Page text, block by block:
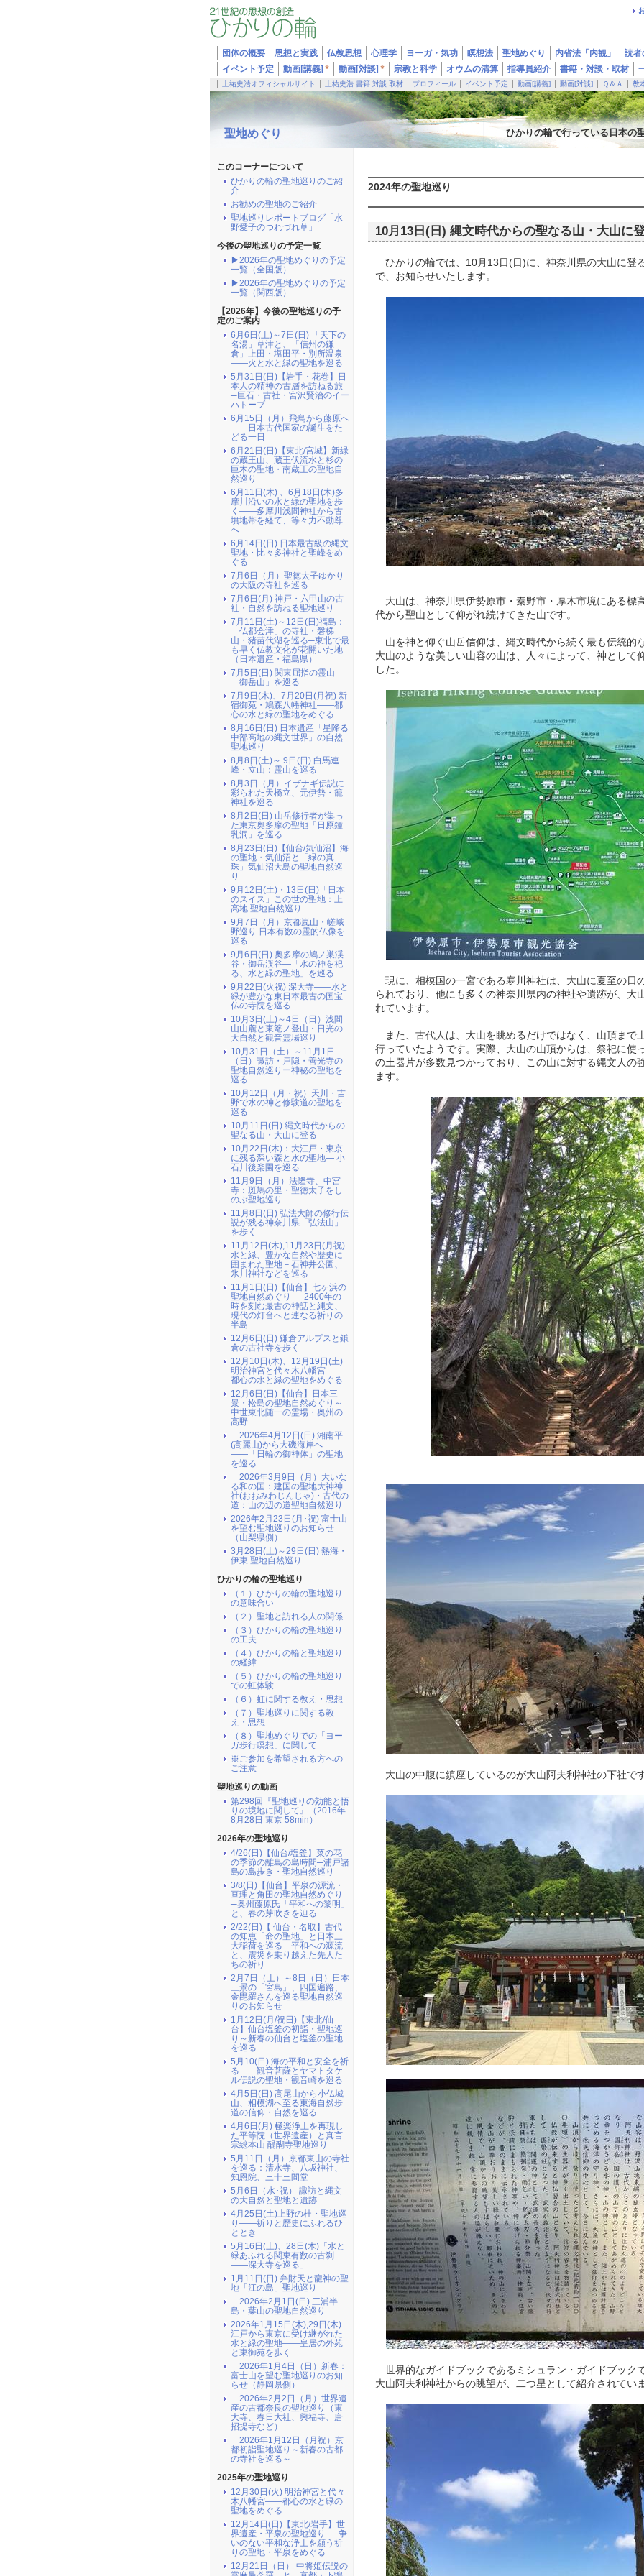
団体の概要 思想と実践 仏教思想 心理学 ヨーガ・気功 瞑想法 聖地めぐり 内省法「内観」
読者
イベント予定
動画[講義] * 動画[対談] * 宗教と科学 オウムの清算 指導員紹介 書籍・対談・取材
上祐史浩オフィシャルサイト 上祐史浩 書籍 対談 取材 プロフィール イベント予定 動画[講義] 動画[対談] Ｑ＆Ａ 教
聖地めぐり ひかりの輪で行っている日本の
2024年の聖地巡り
10月13日(日) 縄文時代からの聖なる山・大山に
ひかりの輪では、10月13日(日)に、神奈川県の大山に登
で、お知らせいたします。
大山は、神奈川県伊勢原市・秦野市・厚木市境にある標
代から聖山として仰がれ続けてきた山です。
山を神と仰ぐ山岳信仰は、縄文時代から続く最も伝統的
大山のような美しい山容の山は、人々によって、神として
した。
現に、相模国の一宮である寒川神社は、大山に夏至の日
られており、他にも多くの神奈川県内の神社や遺跡が、大
れています。
また、古代人は、大山を眺めるだけではなく、山頂まで
行っていたようです。実際、大山の山頂からは、祭祀に使
の土器片が多数見つかっており、この山に対する縄文人の
ます。
大山の中腹に鎮座しているのが大山阿夫利神社の下社で
世界的なガイドブックであるミシュラン・ガイドブック
大山阿夫利神社からの眺望が、二つ星として紹介されてい
このコーナーについて
ひかりの輪の聖地巡りのご紹
介
お勧めの聖地のご紹介
聖地巡りレポートブログ「水
野愛子のつれづれ草」
今後の聖地巡りの予定一覧
▶2026年の聖地めぐりの予定
一覧（全国版）
▶2026年の聖地めぐりの予定
一覧（関西版）
【2026年】今後の聖地巡りの予
定のご案内
6月6日(土)～7日(日) 「天下の
名湯」草津と、「信州の鎌
倉」上田・塩田平・別所温泉
――火と水と緑の聖地を巡る
5月31日(日)【岩手・花巻】日
本人の精神の古層を訪ねる旅
─巨石・古社・宮沢賢治のイー
ハトーブ
6月15日（月）飛鳥から藤原へ
――日本古代国家の誕生をた
どる一日
6月21日(日)【東北/宮城】新緑
の蔵王山、蔵王伏流水と杉の
巨木の聖地・南蔵王の聖地自
然巡り
6月11日(木) 、6月18日(木)多
摩川沿いの水と緑の聖地を歩
く――多摩川浅間神社から古
墳地帯を経て、等々力不動尊
へ
6月14日(日) 日本最古級の縄文
聖地・比々多神社と聖峰をめ
ぐる
7月6日（月）聖徳太子ゆかり
の大阪の寺社を巡る
7月6日(月) 神戸・六甲山の古
社・自然を訪ねる聖地巡り
7月11日(土)～12日(日)福島：
「仏都会津」の寺社・磐梯
山・猪苗代湖を巡る─東北で最
も早く仏教文化が花開いた地
（日本遺産・福島県）
7月5日(日) 関東屈指の霊山
「御岳山」を巡る
7月9日(木)、7月20日(月祝) 新
宿御苑・鳩森八幡神社――都
心の水と緑の聖地をめぐる
8月16日(日) 日本遺産「星降る
中部高地の縄文世界」の自然
聖地巡り
8月8日(土)～ 9日(日) 白馬連
峰・立山：霊山を巡る
8月3日（月）イザナギ伝説に
彩られた天橋立、元伊勢・籠
神社を巡る
8月2日(日) 山岳修行者が集っ
た東京奥多摩の聖地「日原鍾
乳洞」を巡る
8月23日(日)【仙台/気仙沼】海
の聖地・気仙沼と「緑の真
珠」気仙沼大島の聖地自然巡
り
9月12日(土)・13日(日)「日本
のスイス」この世の聖地：上
高地 聖地自然巡り
9月7日（月）京都嵐山・嵯峨
野巡り 日本有数の霊的仏像を
巡る
9月6日(日) 奥多摩の鳩ノ巣渓
谷・御岳渓谷―「水の神を祀
る、水と緑の聖地」を巡る
9月22日(火祝) 深大寺――水と
緑が豊かな東日本最古の国宝
仏の寺院を巡る
10月3日(土)～4日（日）浅間
山山麓と東篭ノ登山・日光の
大自然と観音霊場巡り
10月31日（土）～11月1日
（日）諏訪・戸隠・善光寺の
聖地自然巡りー神秘の聖地を
巡る
10月12日（月・祝）天川・吉
野で水の神と修験道の聖地を
巡る
10月11日(日) 縄文時代からの
聖なる山・大山に登る
10月22日(木)：大江戸・東京
に残る深い森と水の聖地― 小
石川後楽園を巡る
11月9日（月）法隆寺、中宮
寺：斑鳩の里・聖徳太子をし
のぶ聖地巡り
11月8日(日) 弘法大師の修行伝
説が残る神奈川県「弘法山」
を歩く
11月12日(木),11月23日(月祝)
水と緑、豊かな自然や歴史に
囲まれた聖地－石神井公園、
氷川神社などを巡る
11月1日(日)【仙台】七ヶ浜の
聖地自然めぐり──2400年の
時を刻む最古の神話と縄文、
現代の灯台へと連なる祈りの
半島
12月6日(日) 鎌倉アルプスと鎌
倉の古社寺を歩く
12月10日(木)、12月19日(土)
明治神宮と代々木八幡宮――
都心の水と緑の聖地をめぐる
12月6日(日)【仙台】日本三
景・松島の聖地自然めぐり～
中世東北随一の霊場・奥州の
高野
2026年4月12日(日) 湘南平
(高麗山)から大磯海岸へ
――「日輪の御神体」の聖地
を巡る
2026年3月9日（月）大いな
る和の国：建国の聖地大神神
社(おおみわじんじゃ)・古代の
道：山の辺の道聖地自然巡り
2026年2月23日(月･祝) 富士山
を望む聖地巡りのお知らせ
（山梨県側）
3月28日(土)～29日(日) 熱海・
伊東 聖地自然巡り
ひかりの輪の聖地巡り
（１）ひかりの輪の聖地巡り
の意味合い
（２）聖地と訪れる人の関係
（３）ひかりの輪の聖地巡り
の工夫
（４）ひかりの輪と聖地巡り
の経緯
（５）ひかりの輪の聖地巡り
での虹体験
（６）虹に関する教え・思想
（７）聖地巡りに関する教
え・思想
（８）聖地めぐりでの「ヨー
ガ歩行瞑想」に関して
※ご参加を希望される方への
ご注意
聖地巡りの動画
第298回『聖地巡りの効能と悟
りの境地に関して』（2016年
8月28日 東京 58min）
2026年の聖地巡り
4/26(日)【仙台/塩釜】菜の花
の季節の離島の島時間─浦戸諸
島の島歩き・聖地自然巡り
3/8(日)【仙台】平泉の源流・
亘理と角田の聖地自然めぐり
─奥州藤原氏「平和への黎明」
と、春の芽吹きを辿る
2/22(日)【 仙台・名取】古代
の知恵「命の聖地」と日本三
大稲荷を巡る ─平和への源流
と、震災を乗り越えた先人た
ちの祈り
2月7日（土）～8日（日）日本
三景の「宮島」、四国遍路、
金毘羅さんを巡る聖地自然巡
りのお知らせ
1月12日(月/祝日)【東北/仙
台】仙台塩釜の初詣・聖地巡
り～新春の仙台と塩釜の聖地
を巡る
5月10(日) 海の平和と安全を祈
る――観音菩薩とヤマトタケ
ル伝説の聖地・観音崎を巡る
4月5日(日) 高尾山から小仏城
山、相模湖へ至る東海自然歩
道の信仰・自然を巡る
4月6日(月) 極楽浄土を再現し
た平等院（世界遺産）と真言
宗総本山 醍醐寺聖地巡り
5月11日（月）京都東山の寺社
を巡る：清水寺、八坂神社、
知恩院、三十三間堂
5月6日（水･祝） 諏訪と縄文
の大自然と聖地と遺跡
4月25日(土)上野の杜・聖地巡
り――祈りと歴史にふれるひ
ととき
5月16日(土)、28日(木)「水と
緑あふれる関東有数の古刹
――深大寺を巡る」
1月11日(日) 弁財天と龍神の聖
地「江の島」聖地巡り
2026年2月1日(日) 三浦半
島・葉山の聖地自然巡り
2026年1月15日(木),29日(木)
江戸から東京に受け継がれた
水と緑の聖地――皇居の外苑
と東御苑を歩く
2026年1月4日（日）新春：
富士山を望む聖地巡りのお知
らせ（静岡県側）
2026年2月2日（月）世界遺
産の古都奈良の聖地巡り（東
大寺、春日大社、興福寺、唐
招提寺など）
2026年1月12日（月祝）京
都初詣聖地巡り～新春の古都
の寺社を巡る～
2025年の聖地巡り
12月30日(火) 明治神宮と代々
木八幡宮――都心の水と緑の
聖地をめぐる
12月14日(日)【東北/岩手】世
界遺産・平泉の聖地巡り──争
いのない平和な浄土を願う祈
りの聖地・平泉をめぐる
12月21日（日） 中将姫伝説の